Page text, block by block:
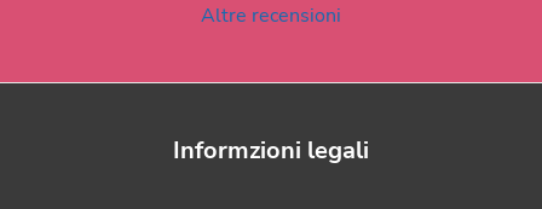
Altre recensioni
Informzioni legali